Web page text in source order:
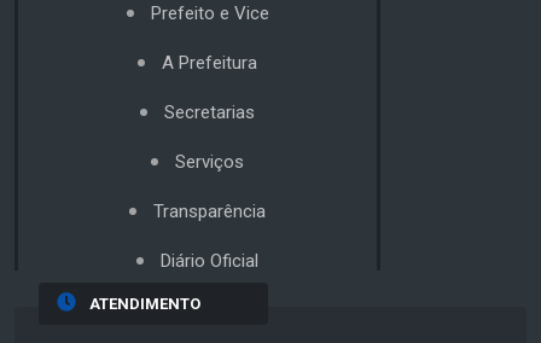
Prefeito e Vice
A Prefeitura
Secretarias
Serviços
Transparência
Diário Oficial
ATENDIMENTO